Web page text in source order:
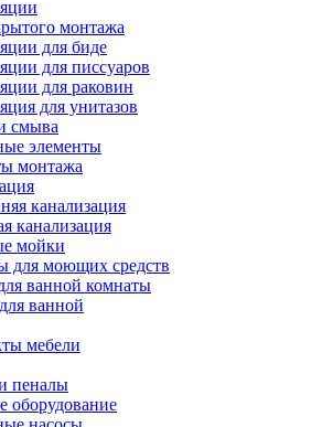
монтажа
для биде
для писсуаров
для раковин
для унитазов
смыва
элементы
монтажа
канализация
канализация
мойки
для моющих средств
ванной комнаты
ванной
мебели
пеналы
оборудование